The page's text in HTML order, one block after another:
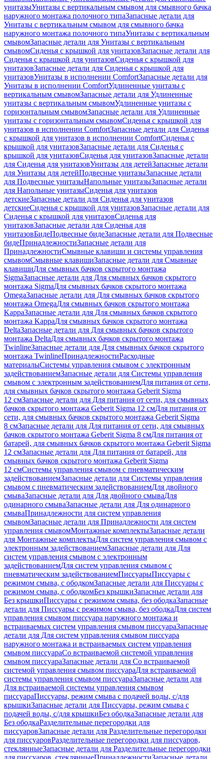
унитазыУнитазы с вертикальным смывом для смывного бачка
наружного монтажа полочного типаЗапасные детали для
Унитазы с вертикальным смывом для смывного бачка
наружного монтажа полочного типаУнитазы с вертикальным
смывомЗапасные детали для Унитазы с вертикальным
смывомСиденья с крышкой для унитазовЗапасные детали для
Сиденья с крышкой для унитазовСиденья с крышкой для
унитазовЗапасные детали для Сиденья с крышкой для
унитазовУнитазы в исполнении ComfortЗапасные детали для
Унитазы в исполнении ComfortУдлиненные унитазы с
вертикальным смывомЗапасные детали для Удлиненные
унитазы с вертикальным смывомУдлиненные унитазы с
горизонтальным смывомЗапасные детали для Удлиненные
унитазы с горизонтальным смывомСиденья с крышкой для
унитазов в исполнении ComfortЗапасные детали для Сиденья
с крышкой для унитазов в исполнении ComfortСиденья с
крышкой для унитазовЗапасные детали для Сиденья с
крышкой для унитазовСиденья для унитазовЗапасные детали
для Сиденья для унитазовУнитазы для детейЗапасные детали
для Унитазы для детейПодвесные унитазыЗапасные детали
для Подвесные унитазыНапольные унитазыЗапасные детали
для Напольные унитазыСиденья для унитазов
детскиеЗапасные детали для Сиденья для унитазов
детскиеСиденья с крышкой для унитазовЗапасные детали для
Сиденья с крышкой для унитазовСиденья для
унитазовЗапасные детали для Сиденья для
унитазовБидеПодвесные бидеЗапасные детали для Подвесные
бидеПринадлежностиЗапасные детали для
ПринадлежностиСмывные клавиши и системы управления
смывомСмывные клавишиЗапасные детали для Смывные
клавишиДля смывных бачков скрытого монтажа
SigmaЗапасные детали для Для смывных бачков скрытого
монтажа SigmaДля смывных бачков скрытого монтажа
OmegaЗапасные детали для Для смывных бачков скрытого
монтажа OmegaДля смывных бачков скрытого монтажа
KappaЗапасные детали для Для смывных бачков скрытого
монтажа KappaДля смывных бачков скрытого монтажа
DeltaЗапасные детали для Для смывных бачков скрытого
монтажа DeltaДля смывных бачков скрытого монтажа
TwinlineЗапасные детали для Для смывных бачков скрытого
монтажа TwinlineПринадлежностиРасходные
материалыСистемы управления смывом с электронным
задействованиемЗапасные детали для Системы управления
смывом с электронным задействованиемДля питания от сети,
для смывных бачков скрытого монтажа Geberit Sigma
12 смЗапасные детали для Для питания от сети, для смывных
бачков скрытого монтажа Geberit Sigma 12 смДля питания от
сети, для смывных бачков скрытого монтажа Geberit Sigma
8 смЗапасные детали для Для питания от сети, для смывных
бачков скрытого монтажа Geberit Sigma 8 смДля питания от
батарей, для смывных бачков скрытого монтажа Geberit Sigma
12 смЗапасные детали для Для питания от батарей, для
смывных бачков скрытого монтажа Geberit Sigma
12 смСистемы управления смывом с пневматическим
задействованиемЗапасные детали для Системы управления
смывом с пневматическим задействованиемДля двойного
смываЗапасные детали для Для двойного смываДля
одинарного смываЗапасные детали для Для одинарного
смываПринадлежности для систем управления
смывомЗапасные детали для Принадлежности для систем
управления смывомМонтажные комплектыЗапасные детали
для Монтажные комплектыДля систем управления смывом с
электронным задействованиемЗапасные детали для Для
систем управления смывом с электронным
задействованиемДля систем управления смывом с
пневматическим задействованиемПиссуарыПиссуары с
режимом смыва, с ободкомЗапасные детали для Писсуары с
режимом смыва, с ободкомБез крышкиЗапасные детали для
Без крышкиПиссуары с режимом смыва, без ободкаЗапасные
детали для Писсуары с режимом смыва, без ободкаДля систем
управления смывом писсуара наружного монтажа и
встраиваемых систем управления смывом писсуараЗапасные
детали для Для систем управления смывом писсуара
наружного монтажа и встраиваемых систем управления
смывом писсуараСо встраиваемой системой управления
смывом писсуараЗапасные детали для Со встраиваемой
системой управления смывом писсуараДля встраиваемой
системы управления смывом писсуараЗапасные детали для
Для встраиваемой системы управления смывом
писсуараПиссуары, режим смыва с подачей воды, с/для
крышкиЗапасные детали для Писсуары, режим смыва с
подачей воды, с/для крышкиБез ободкаЗапасные детали для
Без ободкаРазделительные перегородки для
писсуаровЗапасные детали для Разделительные перегородки
для писсуаровРазделительные перегородки для писсуаров,
стеклянныеЗапасные детали для Разделительные перегородки
для писсуаров, стеклянныеПринадлежностиЗапасные детали